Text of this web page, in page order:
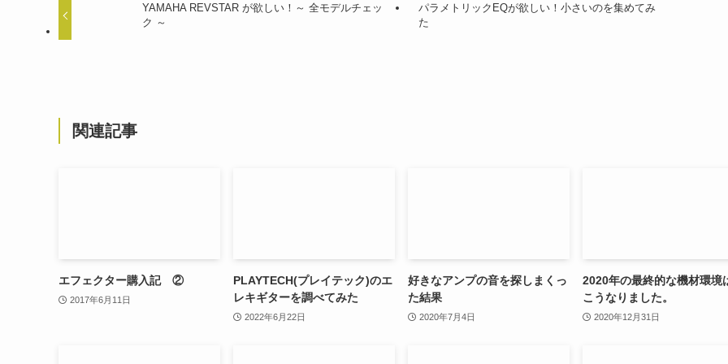
YAMAHA REVSTAR が欲しい！～ 全モデルチェッ
ク ～
パラメトリックEQが欲しい！小さいのを集めてみ
た
関連記事
エフェクター購入記 ②
2017年6月11日
PLAYTECH(プレイテック)のエ
レキギターを調べてみた
2022年6月22日
好きなアンプの音を探しまくっ
た結果
2020年7月4日
2020年の最終的な機材環境
こうなりました。
2020年12月31日